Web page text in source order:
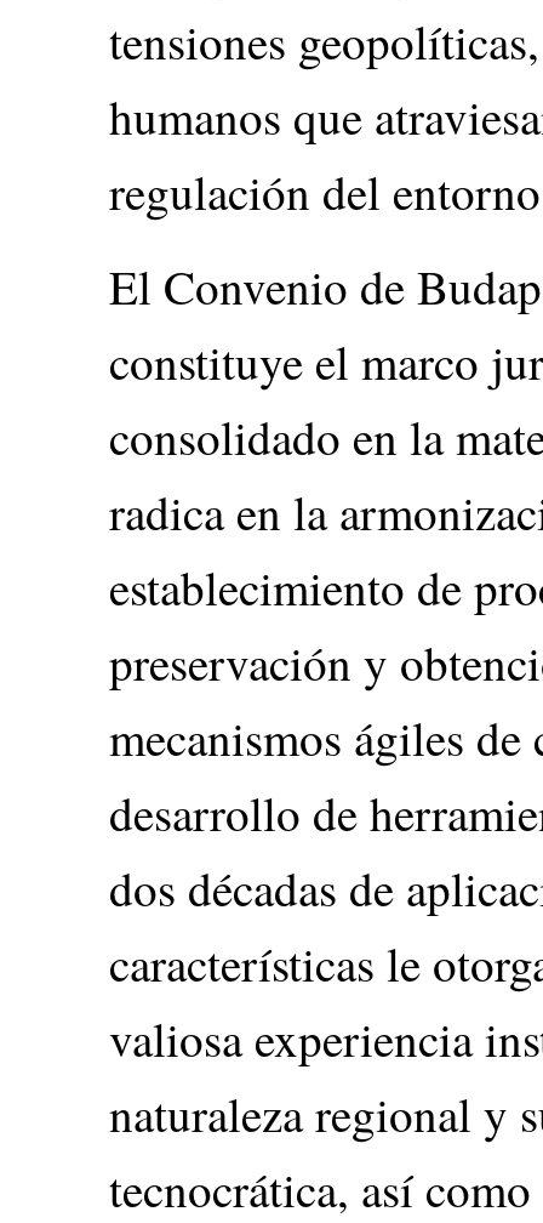
tensiones
humanos que
regulación del
El Convenio de
constituye el marco
consolidado en la
radica en la
establecimiento de
preservación y
mecanismos ágiles
desarrollo de
dos décadas de
características le
valiosa experiencia
naturaleza regional y
tecnocrática, así